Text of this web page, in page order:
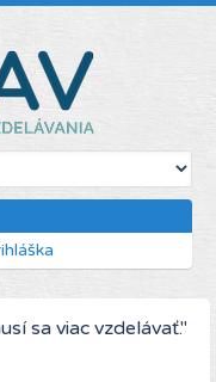
sa viac vzdelávať."